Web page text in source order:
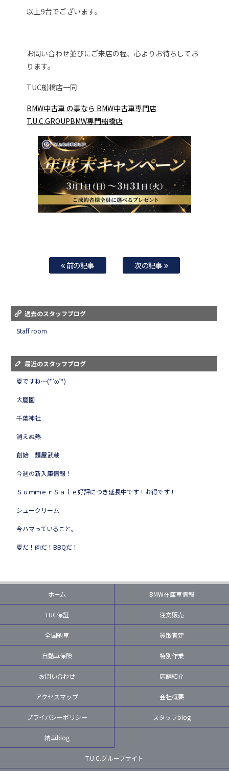
以上9台でございます。
お問い合わせ並びにご来店の程、心よりお待ちしてお
ります。
TUC船橋店一同
BMW中古車 の事なら BMW中古車専門店
T.U.C.GROUPBMW専門船橋店
前の記事 次の記事
過去のスタッフブログ
Staff room
最近のスタッフブログ
夏ですね～(*’ω’*)
大慶園
千葉神社
消えぬ熱
創始 麺屋武蔵
今週の新入庫情報！
ＳｕｍｍｅｒＳａｌｅ好評につき延長中です！お得です！
シュークリーム
今ハマっていること。
夏だ！肉だ！BBQだ！
ホーム BMW在庫車情報
TUC保証 注文販売
全国納車 買取査定
自動車保険 特別作業
お問い合わせ 店舗紹介
アクセスマップ 会社概要
プライバシーポリシー スタッフblog
納車blog
T.U.C.グループサイト